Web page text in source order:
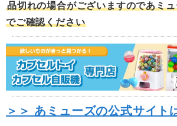
品切れの場合がございますのであミ
でご確認ください
＞＞ あミューズの公式サイト